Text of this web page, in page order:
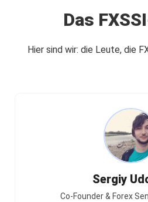
Das
Hier sind wir: die Leute, die
Sergiy
Co-Founder & Forex